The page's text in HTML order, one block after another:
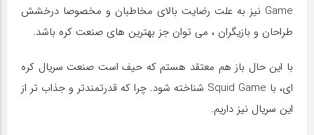
Game نیز به علت رضایت بالای مخاطبان و مخصوصا درخشش
طراحان و بازیگران ، می توان جز بهترین های صنعت کره باشد.
با این حال باز هم معتقد هستم که حیف است صنعت سریال کره
ای، با Squid Game شناخته شود. چرا که قدرتمندتر و جذاب تر از
این سریال نیز داریم.